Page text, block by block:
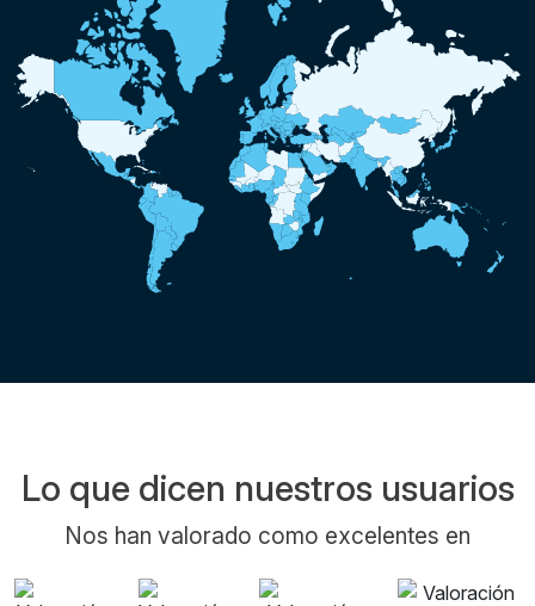
Lo que dicen nuestros usuarios
Nos han valorado como excelentes en